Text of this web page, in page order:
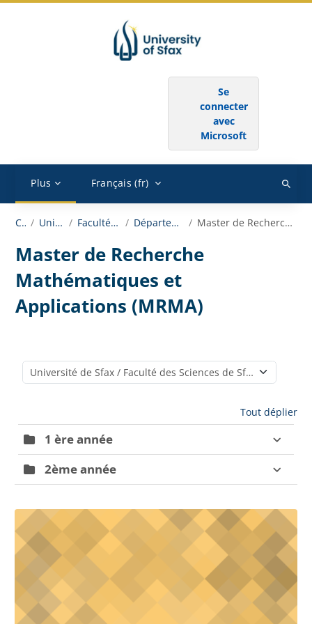
Se
connecter
avec
Microsoft
Plus Français ‎(fr)‎
cours
Cours Université de Sfax Faculté des Sciences de Sfax Département de Mathématiques Master de Recherche Mathématiques et Applications (MRMA)
Master de Recherche
Mathématiques et
Applications (MRMA)
Catégories de cours
Tout déplier
1 ère année
2ème année